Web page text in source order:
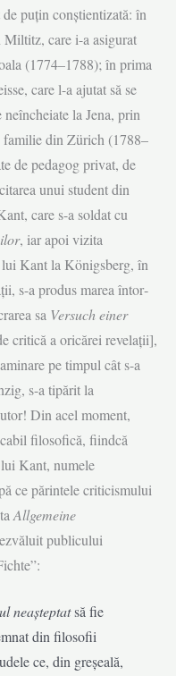
puțin conștientizată: în
care i-a asigurat
(1774–1788); în prima
care l-a ajutat să se
la Jena, prin
familie din Zürich (1788–
de pedagog privat, de
unui student din
care s-a soldat cu
, iar apoi vizita
lui Kant la Königsberg, în
s-a produs marea întor­
sa Versuch einer
critică a oricărei revelații],
pe timpul cât s-a
s-a tipărit la
Din acel moment,
filosofică, fiindcă
Kant, numele
ce părintele criticismului
Allgemeine
publicului
neașteptatsă fie
din filosofii
ce, din greșeală,